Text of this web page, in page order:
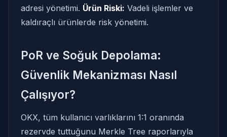
adresi yönetimi. Ürün Riski: Vadeli işlemler ve
kaldıraçlı ürünlerde risk yönetimi.
PoR ve Soğuk Depolama:
Güvenlik Mekanizması Nasıl
Çalışıyor?
OKX, tüm kullanıcı varlıklarını 1:1 oranında
rezervde tuttuğunu Merkle Tree raporlarıyla